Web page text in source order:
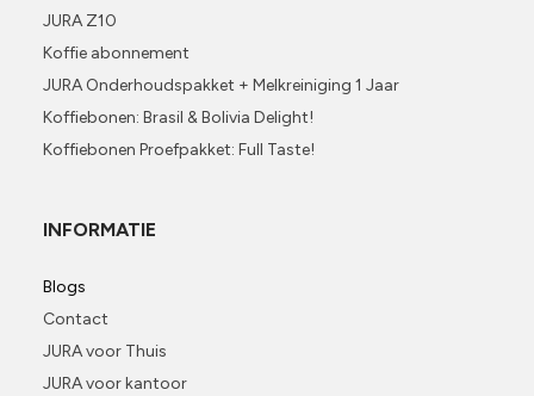
JURA Z10
Koffie abonnement
JURA Onderhoudspakket + Melkreiniging 1 Jaar
Koffiebonen: Brasil & Bolivia Delight!
Koffiebonen Proefpakket: Full Taste!
INFORMATIE
Blogs
Contact
JURA voor Thuis
JURA voor kantoor